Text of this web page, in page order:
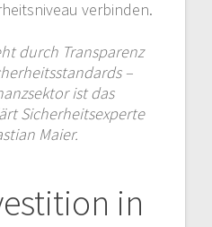
verbinden.
durch Transparenz
–
ist das
Sicherheitsexperte
Maier.
in